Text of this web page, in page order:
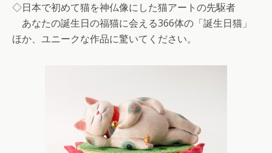
◇日本で初めて猫を神仏像にした猫アートの先駆者
あなたの誕生日の福猫に会える366体の「誕生日猫」
ほか、ユニークな作品に驚いてください。